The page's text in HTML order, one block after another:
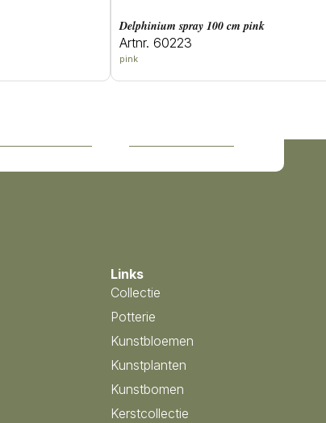
delphinium spray 100 cm pink
Artnr. 60223
pink
Links
Collectie
Potterie
Kunstbloemen
Kunstplanten
Kunstbomen
Kerstcollectie